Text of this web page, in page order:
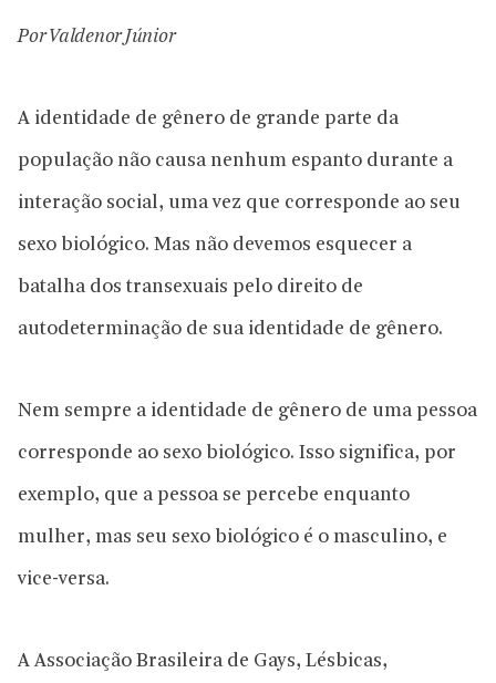
Por Valdenor Júnior
A identidade de gênero de grande parte da
população não causa nenhum espanto durante a
interação social, uma vez que corresponde ao seu
sexo biológico. Mas não devemos esquecer a
batalha dos transexuais pelo direito de
autodeterminação de sua identidade de gênero.
Nem sempre a identidade de gênero de uma pessoa
corresponde ao sexo biológico. Isso significa, por
exemplo, que a pessoa se percebe enquanto
mulher, mas seu sexo biológico é o masculino, e
vice-versa.
A Associação Brasileira de Gays, Lésbicas,